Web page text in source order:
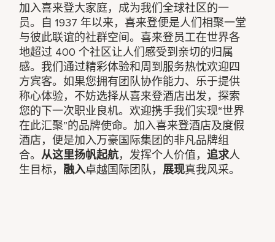
加入喜来登大家庭，成为我们全球社区的一
员。自 1937 年以来，喜来登便是人们相聚一堂
与彼此联谊的社群空间。喜来登员工在世界各
地超过 400 个社区让人们感受到亲切的归属
感。我们通过精彩体验和周到服务热忱欢迎四
方宾客。如果您拥有团队协作能力、乐于提供
称心体验，不妨选择从喜来登酒店出发，探索
您的下一次职业良机。欢迎携手我们实现“世界
在此汇聚”的品牌使命。加入喜来登酒店及度假
酒店，便是加入万豪国际集团的非凡品牌组
合。从这里扬帆起航，发挥个人价值，追求人
生目标， 融入卓越国际团队， 展现真我风采。